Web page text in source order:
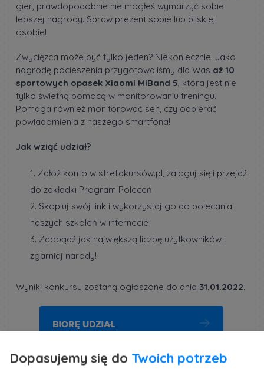
gier, prawdopodobnie nie mogłeś wymarzyć sobie
lepszej nagrody. Spraw prezent sobie lub bliskiej
osobie!
Zwycięzca może być tylko jeden? Niekoniecznie! Jako
nagrodę pocieszenia przygotowaliśmy dla Was aż 10
sportowych opasek Xiaomi MiBand 5, która jest nie
tylko świetną pomocą w monitorowaniu treningu.
Pomaga również monitorować sen, czy odbierać
powiadomienia z naszego smartfona!
Jak wziąć udział?
1. Załóż konto w strefakursów.pl, zaloguj się i przejdź
do zakładki Program Poleceń
2. Skopiuj swój link i wykorzystaj go do polecania
naszych szkoleń w internecie
3. Zdobądź jak największą liczbę użytkowników i
zgarniaj narody!
Wyniki konkursu zostaną ogłoszone do dnia 31.01.2022.
Dopasujemy się do Twoich potrzeb